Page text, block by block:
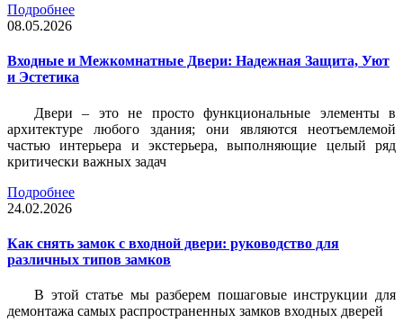
Подробнее
08.05.2026
Входные и Межкомнатные Двери: Надежная Защита, Уют
и Эстетика
Двери – это не просто функциональные элементы в
архитектуре любого здания; они являются неотъемлемой
частью интерьера и экстерьера, выполняющие целый ряд
критически важных задач
Подробнее
24.02.2026
Как снять замок с входной двери: руководство для
различных типов замков
В этой статье мы разберем пошаговые инструкции для
демонтажа самых распространенных замков входных дверей